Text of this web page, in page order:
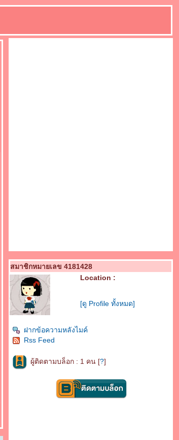
สมาชิกหมายเลข 4181428
Location :
[ดู Profile ทั้งหมด]
ฝากข้อความหลังไมค์
Rss Feed
ผู้ติดตามบล็อก : 1 คน [?]